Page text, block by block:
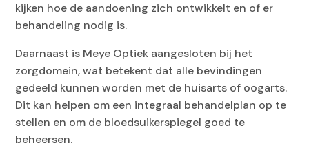
kijken hoe de aandoening zich ontwikkelt en of er
behandeling nodig is.
Daarnaast is Meye Optiek aangesloten bij het
zorgdomein, wat betekent dat alle bevindingen
gedeeld kunnen worden met de huisarts of oogarts.
Dit kan helpen om een integraal behandelplan op te
stellen en om de bloedsuikerspiegel goed te
beheersen.